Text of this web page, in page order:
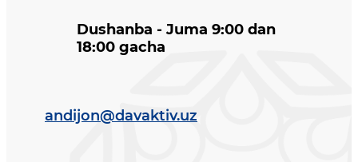
Dushanba - Juma 9:00 dan
18:00 gacha
andijon@davaktiv.uz